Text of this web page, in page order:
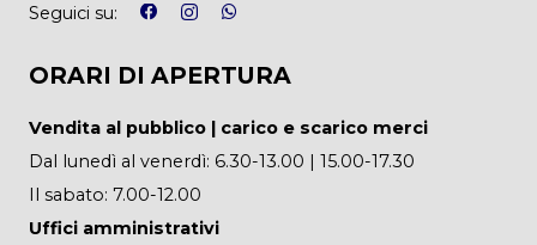
Seguici su:
ORARI DI APERTURA
Vendita al pubblico | carico e scarico merci
Dal lunedì al venerdì: 6.30-13.00 | 15.00-17.30
Il sabato: 7.00-12.00
Uffici amministrativi